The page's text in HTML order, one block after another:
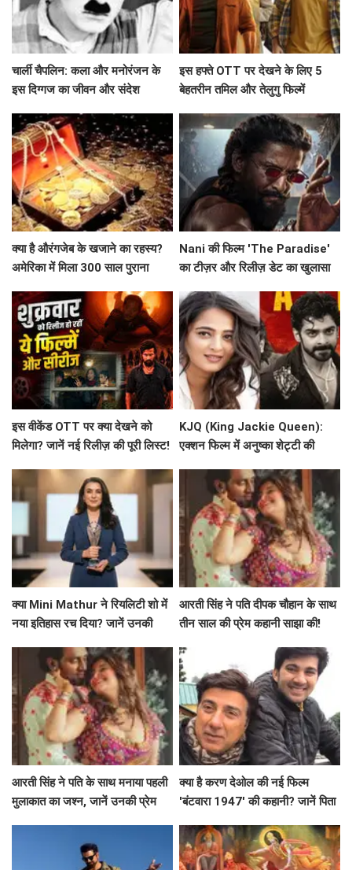
चार्ली चैपलिन: कला और मनोरंजन के
इस दिग्गज का जीवन और संदेश
इस हफ्ते OTT पर देखने के लिए 5
बेहतरीन तमिल और तेलुगु फिल्में
क्या है औरंगजेब के खजाने का रहस्य?
अमेरिका में मिला 300 साल पुराना
Nani की फिल्म 'The Paradise'
का टीज़र और रिलीज़ डेट का खुलासा
इस वीकेंड OTT पर क्या देखने को
मिलेगा? जानें नई रिलीज़ की पूरी लिस्ट!
KJQ (King Jackie Queen):
एक्शन फिल्म में अनुष्का शेट्टी की
क्या Mini Mathur ने रियलिटी शो में
नया इतिहास रच दिया? जानें उनकी
आरती सिंह ने पति दीपक चौहान के साथ
तीन साल की प्रेम कहानी साझा की!
आरती सिंह ने पति के साथ मनाया पहली
मुलाकात का जश्न, जानें उनकी प्रेम
क्या है करण देओल की नई फिल्म
'बंटवारा 1947' की कहानी? जानें पिता
किस्से!